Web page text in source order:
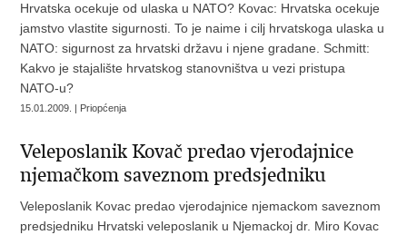
Hrvatska ocekuje od ulaska u NATO? Kovac: Hrvatska ocekuje
jamstvo vlastite sigurnosti. To je naime i cilj hrvatskoga ulaska u
NATO: sigurnost za hrvatski državu i njene gradane. Schmitt:
Kakvo je stajalište hrvatskog stanovništva u vezi pristupa
NATO-u?
15.01.2009. | Priopćenja
Veleposlanik Kovač predao vjerodajnice
njemačkom saveznom predsjedniku
Veleposlanik Kovac predao vjerodajnice njemackom saveznom
predsjedniku Hrvatski veleposlanik u Njemackoj dr. Miro Kovac